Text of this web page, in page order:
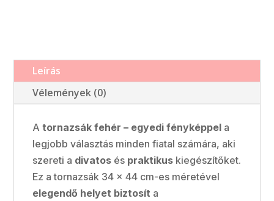
Leírás
Vélemények (0)
Atornazsák fehér – egyedi fényképpel a
legjobb választás minden fiatal számára, aki
szereti a divatos és praktikus kiegészítőket.
Ez a tornazsák 34 x 44 cm-es méretével
elegendő helyet biztosít a